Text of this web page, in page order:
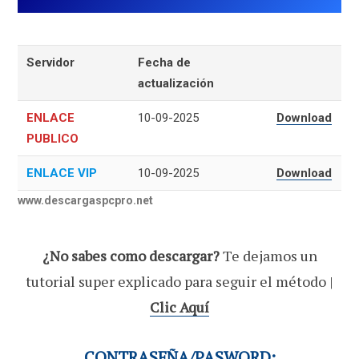
Servidor
Fecha de
actualización
ENLACE
PUBLICO
10-09-2025 Download
ENLACE VIP 10-09-2025 Download
www.descargaspcpro.net
¿No sabes como descargar?Te dejamos un
tutorial super explicado para seguir el método |
Clic Aquí